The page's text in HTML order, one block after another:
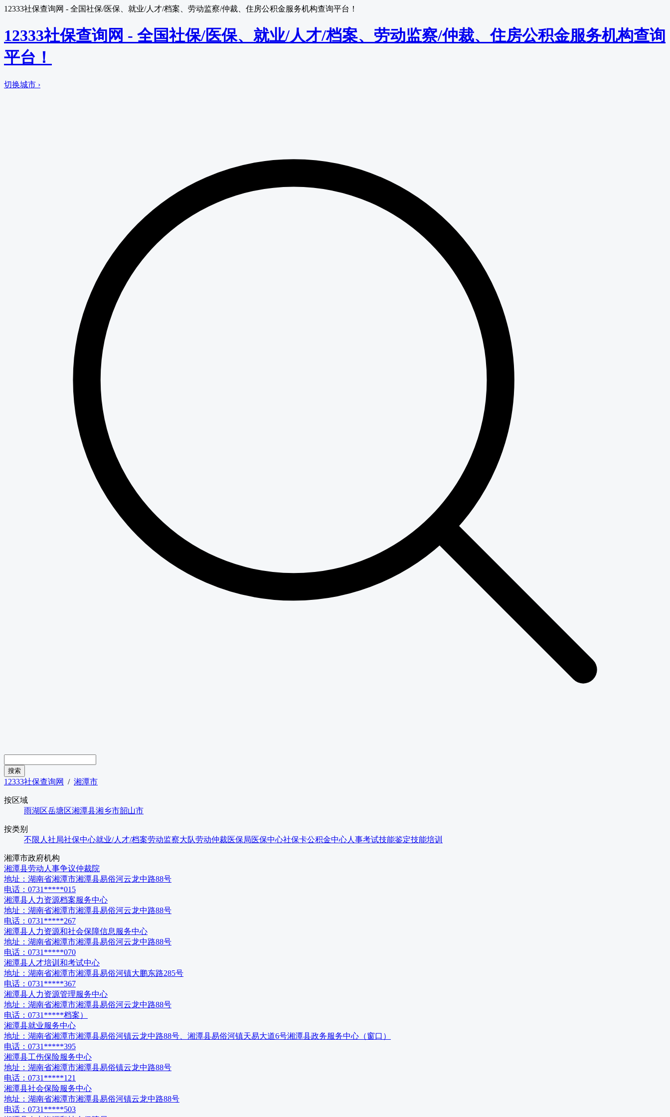
12333社保查询网 - 全国社保/医保、就业/人才/档案、劳动监察/仲裁、住房公积金服务机构查询平台！
12333社保查询网 - 全国社保/医保、就业/人才/档案、劳动监察/仲裁、住房公积金服务机构查询
平台！
切换城市 ›
12333社保查询网 / 湘潭市
按区域
雨湖区岳塘区湘潭县湘乡市韶山市
按类别
不限 人社局社保中心就业/人才/档案劳动监察大队劳动仲裁医保局医保中心社保卡公积金中心人事考试技能鉴定技能培训
湘潭市政府机构
湘潭县劳动人事争议仲裁院
地址： 湖南省湘潭市湘潭县易俗河云龙中路88号
电话： 0731*****015
湘潭县人力资源档案服务中心
地址： 湖南省湘潭市湘潭县易俗河云龙中路88号
电话： 0731*****267
湘潭县人力资源和社会保障信息服务中心
地址： 湖南省湘潭市湘潭县易俗河云龙中路88号
电话： 0731*****070
湘潭县人才培训和考试中心
地址： 湖南省湘潭市湘潭县易俗河镇大鹏东路285号
电话： 0731*****367
湘潭县人力资源管理服务中心
地址： 湖南省湘潭市湘潭县易俗河云龙中路88号
电话： 0731*****档案）
湘潭县就业服务中心
地址： 湖南省湘潭市湘潭县易俗河镇云龙中路88号、湘潭县易俗河镇天易大道6号湘潭县政务服务中心（窗口）
电话： 0731*****395
湘潭县工伤保险服务中心
地址： 湖南省湘潭市湘潭县易俗镇云龙中路88号
电话： 0731*****121
湘潭县社会保险服务中心
地址： 湖南省湘潭市湘潭县易俗河镇云龙中路88号
电话： 0731*****503